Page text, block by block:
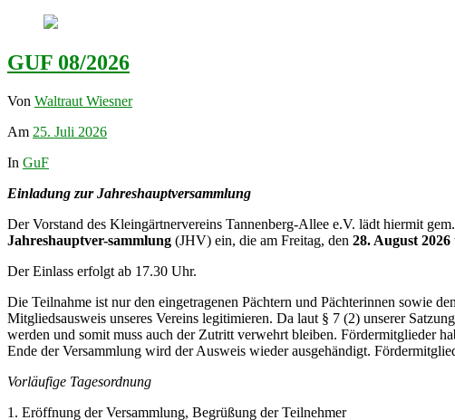
GUF 08/2026
Von Waltraut Wiesner
Am 25. Juli 2026
In GuF
Einladung zur Jahreshauptversammlung
Der Vorstand des Kleingärtnervereins Tannenberg-Allee e.V. lädt hiermit
Jahreshauptver-sammlung (JHV) ein, die am Freitag, den 28. August
Der Einlass erfolgt ab 17.30 Uhr.
Die Teilnahme ist nur den eingetragenen Pächtern und Pächterinnen sowie
Mitgliedsausweis unseres Vereins legitimieren. Da laut § 7 (2) unserer
werden und somit muss auch der Zutritt verwehrt bleiben. Fördermitglieder
Ende der Versammlung wird der Ausweis wieder ausgehändigt.
Vorläufige Tagesordnung
1. Eröffnung der Versammlung, Begrüßung der Teilnehmer